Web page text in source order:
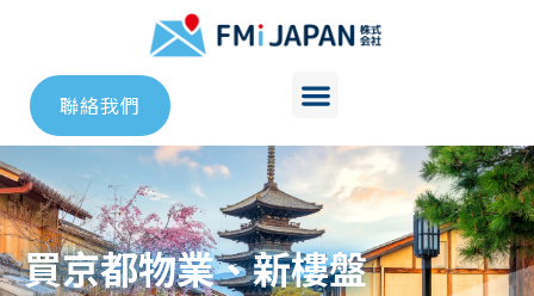
聯絡我們
買京都物業、新樓盤